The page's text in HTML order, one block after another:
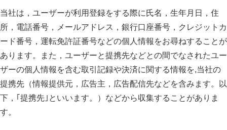
当社は，ユーザーが利用登録をする際に氏名，生年月日，住
所，電話番号，メールアドレス，銀行口座番号，クレジットカ
ード番号，運転免許証番号などの個人情報をお尋ねすることが
あります。また，ユーザーと提携先などとの間でなされたユー
ザーの個人情報を含む取引記録や決済に関する情報を,当社の
提携先（情報提供元，広告主，広告配信先などを含みます。以
下，｢提携先｣といいます。）などから収集することがありま
す。